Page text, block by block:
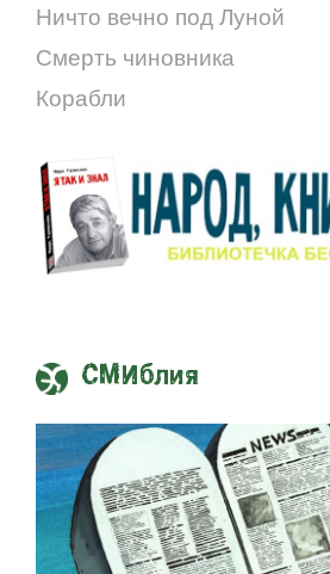
Ничто вечно под Луной
Смерть чиновника
Корабли
СМИблия